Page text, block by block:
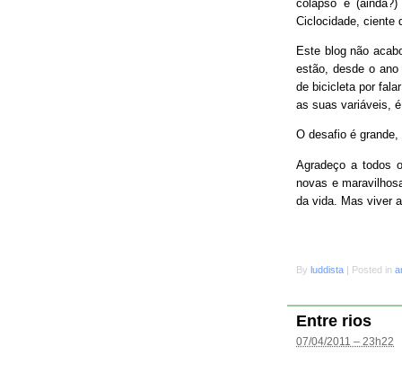
colapso e
Ciclocidade, ciente
Este blog não
estão, desde o ano
de bicicleta por
as suas variáveis,
O desafio é
Agradeço a todos
novas e
da vida. Mas viver
By luddista | Posted in
Entre rios
07/04/2011 – 23h22